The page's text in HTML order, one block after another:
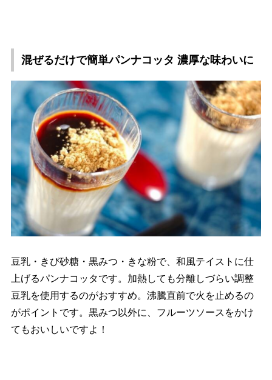
混ぜるだけで簡単パンナコッタ 濃厚な味わいに
豆乳・きび砂糖・黒みつ・きな粉で、和風テイストに仕
上げるパンナコッタです。加熱しても分離しづらい調整
豆乳を使用するのがおすすめ。沸騰直前で火を止めるの
がポイントです。黒みつ以外に、フルーツソースをかけ
てもおいしいですよ！